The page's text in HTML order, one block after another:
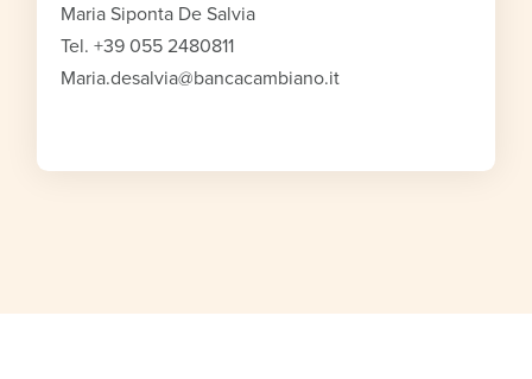
Maria Siponta De Salvia
Tel. +39 055 2480811
Maria.desalvia@bancacambiano.it